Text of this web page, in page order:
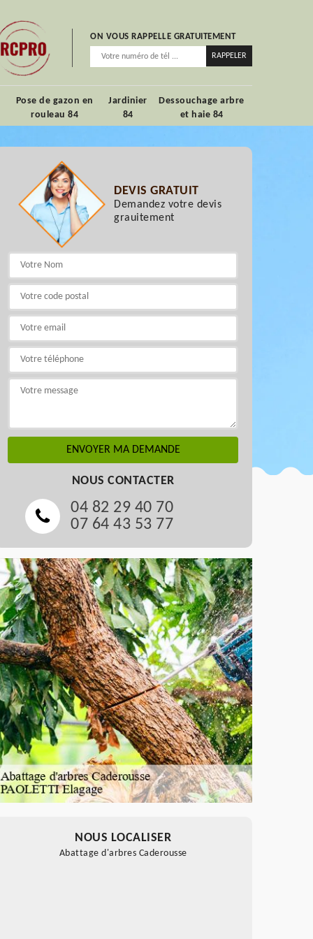
ON VOUS RAPPELLE GRATUITEMENT
Pose de gazon en
rouleau 84
Jardinier
84
Dessouchage arbre
et haie 84
DEVIS GRATUIT
Demandez votre devis
grauitement
NOUS CONTACTER
04 82 29 40 70
07 64 43 53 77
NOUS LOCALISER
Abattage d'arbres Caderousse